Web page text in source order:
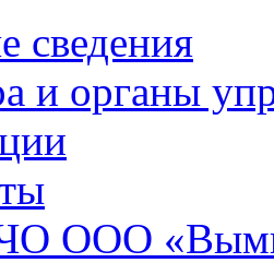
сведения
и органы
ЧО ООО